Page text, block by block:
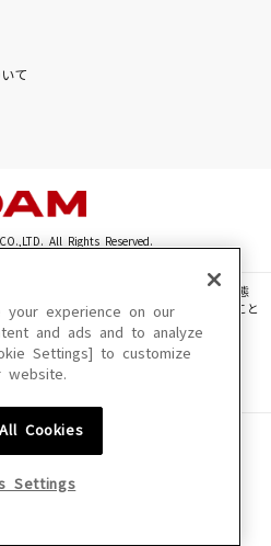
)
情報をチェック！
て
All Rights Reserved.
・画像・写真・動画・音声等を、手段や形態
て無断で複製、転載、ファイル化などすること
用いただけない場合があります。
が変更になる場合があります。
your experience on our
and ads and to analyze
Settings] to customize
website.
Cookies
Settings